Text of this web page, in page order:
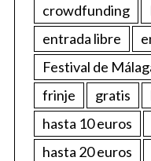
crowdfunding
entrada libre
Festival de
frinje
gratis
hasta 10 euros
hasta 20 euros